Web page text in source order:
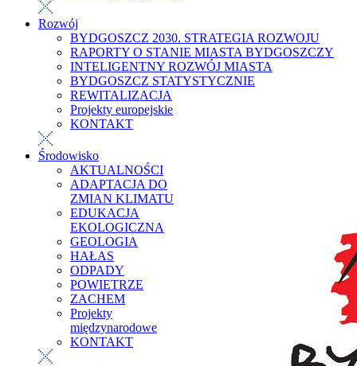
Rozwój
BYDGOSZCZ 2030. STRATEGIA ROZWOJU
RAPORTY O STANIE MIASTA BYDGOSZCZY
INTELIGENTNY ROZWÓJ MIASTA
BYDGOSZCZ STATYSTYCZNIE
REWITALIZACJA
Projekty europejskie
KONTAKT
Środowisko
AKTUALNOŚCI
ADAPTACJA DO
ZMIAN KLIMATU
EDUKACJA
EKOLOGICZNA
GEOLOGIA
HAŁAS
ODPADY
POWIETRZE
ZACHEM
Projekty
międzynarodowe
KONTAKT